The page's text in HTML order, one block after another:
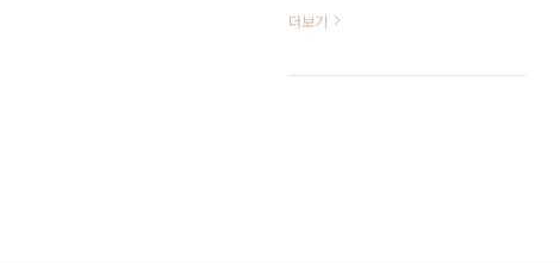
활동기간이 만료되는 외국인근
나, 아직 취업활동기간이 만료
더보기